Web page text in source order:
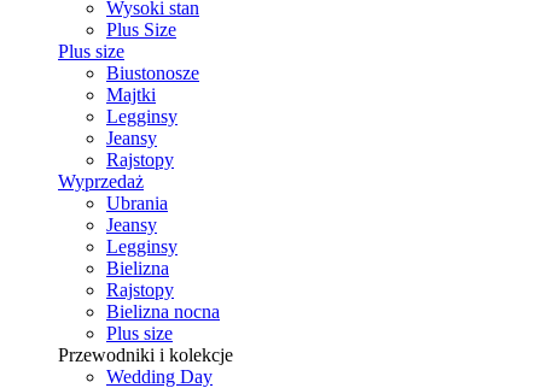
Wysoki stan
Plus Size
Plus size
Biustonosze
Majtki
Legginsy
Jeansy
Rajstopy
Wyprzedaż
Ubrania
Jeansy
Legginsy
Bielizna
Rajstopy
Bielizna nocna
Plus size
Przewodniki i kolekcje
Wedding Day